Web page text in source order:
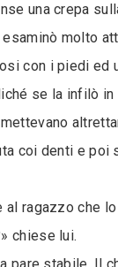
una crepa
molto
con i piedi ed
se la infilò
coi denti e
al ragazzo che
chiese lui.